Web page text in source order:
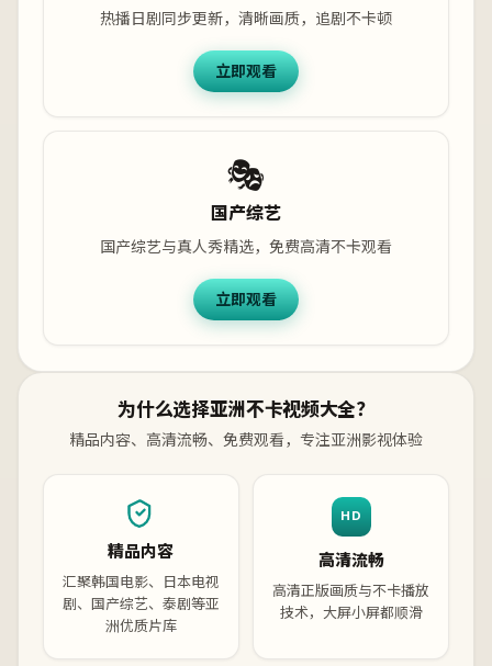
热播日剧同步更新，清晰画质，追剧不卡顿
立即观看
🎭
国产综艺
国产综艺与真人秀精选，免费高清不卡观看
立即观看
为什么选择亚洲不卡视频大全？
精品内容、高清流畅、免费观看，专注亚洲影视体验
精品内容
汇聚韩国电影、日本电视
剧、国产综艺、泰剧等亚
洲优质片库
HD
高清流畅
高清正版画质与不卡播放
技术，大屏小屏都顺滑